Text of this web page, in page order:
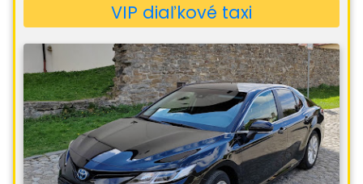
VIP diaľkové taxi